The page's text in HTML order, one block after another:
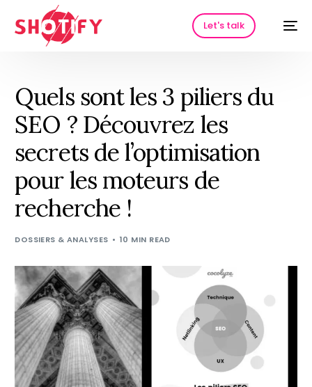
Let's talk
Quels sont les 3 piliers du
SEO ? Découvrez les
secrets de l’optimisation
pour les moteurs de
recherche !
DOSSIERS & ANALYSES 10 MIN READ
HOT